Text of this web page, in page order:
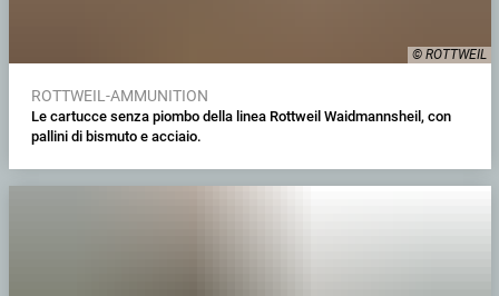
© ROTTWEIL
ROTTWEIL-AMMUNITION
Le cartucce senza piombo della linea Rottweil Waidmannsheil, con
pallini di bismuto e acciaio.